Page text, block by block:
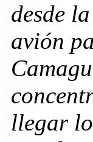
desde
avión
llegar